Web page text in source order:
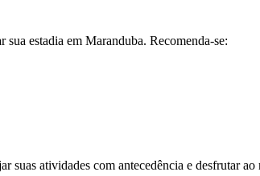
estadia em Maranduba. Recomenda-se:
atividades com antecedência e desfrutar